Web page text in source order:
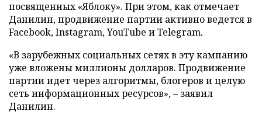
посвященных «Яблоку». При этом, как отмечает
Данилин, продвижение партии активно ведется в
Facebook, Instagram, YouTube и Telegram.
«В зарубежных социальных сетях в эту кампанию
уже вложены миллионы долларов. Продвижение
партии идет через алгоритмы, блогеров и целую
сеть информационных ресурсов», – заявил
Данилин.